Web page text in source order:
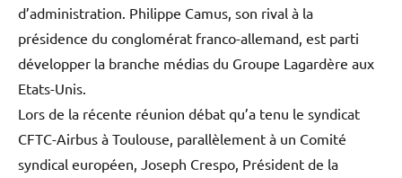
d’administration. Philippe Camus, son rival à la
présidence du conglomérat franco-allemand, est parti
développer la branche médias du Groupe Lagardère aux
Etats-Unis.
Lors de la récente réunion débat qu’a tenu le syndicat
CFTC-Airbus à Toulouse, parallèlement à un Comité
syndical européen, Joseph Crespo, Président de la